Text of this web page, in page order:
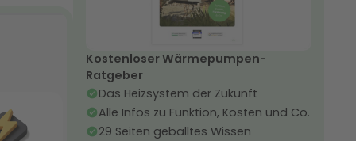
Kostenloser Wärmepumpen-
Ratgeber
Das Heizsystem der Zukunft
Alle Infos zu Funktion, Kosten und Co.
29 Seiten geballtes Wissen